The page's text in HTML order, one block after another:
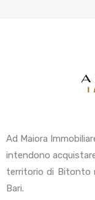
Ad Maiora
intendono
territorio di Bitonto
Bari.